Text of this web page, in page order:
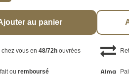
au panier
chez vous en48/72h ouvrées
ouremboursé